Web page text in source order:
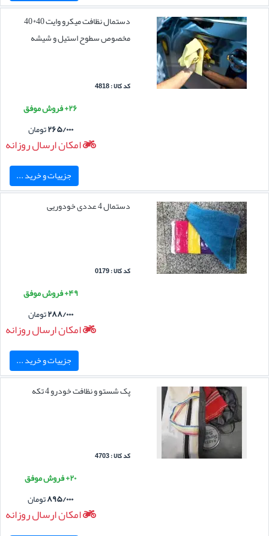
دستمال نظافت میکرو وایت 40*40
مخصوص سطوح استیل و شیشه
کد کالا : 4818
۲۶+ فروش موفق
۲۶۵/۰۰۰تومان
امکان ارسال روزانه
جزییات و خرید ...
دستمال 4 عددی خودوریی
کد کالا : 0179
۴۹+ فروش موفق
۲۸۸/۰۰۰تومان
امکان ارسال روزانه
جزییات و خرید ...
پک شستو و نظافت خودرو 4 تکه
کد کالا : 4703
۲۰+ فروش موفق
۸۹۵/۰۰۰تومان
امکان ارسال روزانه